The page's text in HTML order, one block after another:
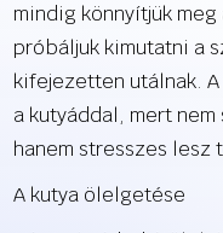
mindig könnyítjük
próbáljuk kimutatni a
kifejezetten utálnak.
a kutyáddal, mert
hanem stresszes lesz
A kutya ölelgetése